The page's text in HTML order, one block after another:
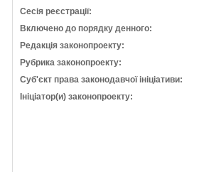
Сесія реєстрації:
Включено до порядку денного:
Редакція законопроекту:
Рубрика законопроекту:
Суб'єкт права законодавчої ініціативи:
Ініціатор(и) законопроекту: